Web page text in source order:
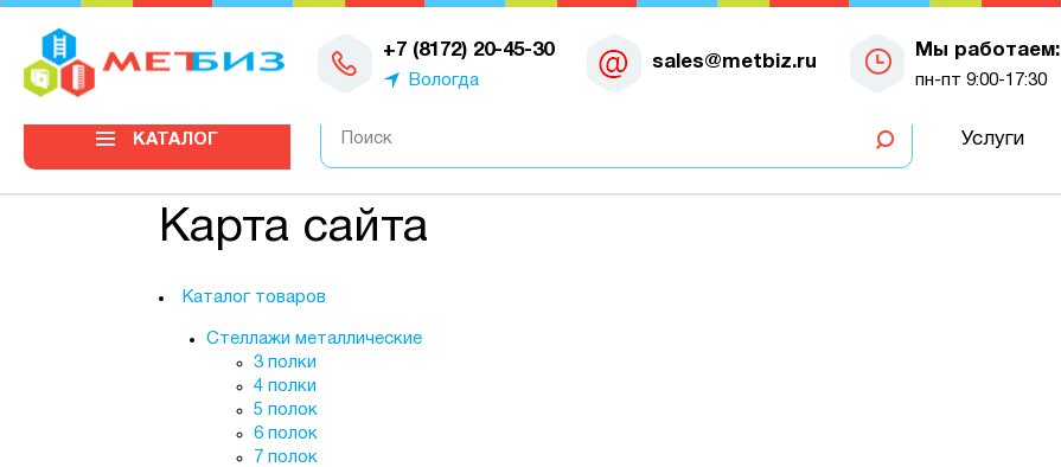
+7 (8172) 20-45-30
Вологда
sales@metbiz.ru
Мы работаем:
пн-пт 9:00-17:30
КАТАЛОГ Услуги
Карта сайта
Каталог товаров
Стеллажи металлические
3 полки
4 полки
5 полок
6 полок
7 полок